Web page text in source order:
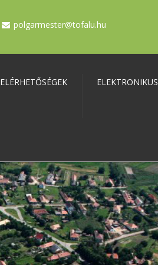
polgarmester@tofalu.hu
ELÉRHETŐSÉGEK